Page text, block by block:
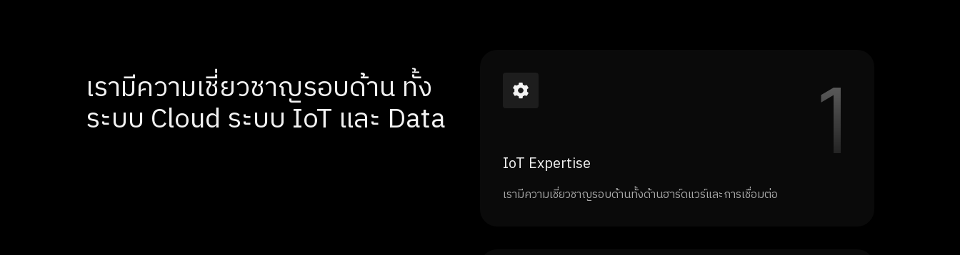
เรามีความเชี่ยวชาญรอบด้าน ทั้ง
ระบบ Cloud ระบบ IoT และ Data 1
IoT Expertise
เรามีความเชี่ยวชาญรอบด้านทั้งด้านฮาร์ดแวร์และการเชื่อมต่อ